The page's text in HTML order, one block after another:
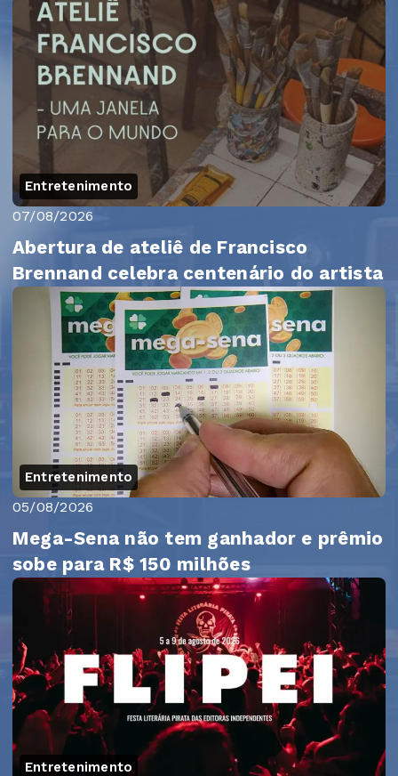
Entretenimento
07/08/2026
Abertura de ateliê de Francisco
Brennand celebra centenário do artista
Entretenimento
05/08/2026
Mega-Sena não tem ganhador e prêmio
sobe para R$ 150 milhões
Entretenimento